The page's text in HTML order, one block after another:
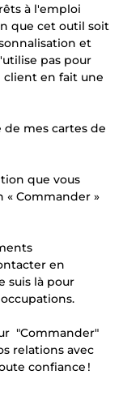
à l'emploi
que cet outil soit
et
pas pour
client en fait une
mes cartes de
que vous
« Commander »
en
suis là pour
"Commander"
relations avec
confiance !